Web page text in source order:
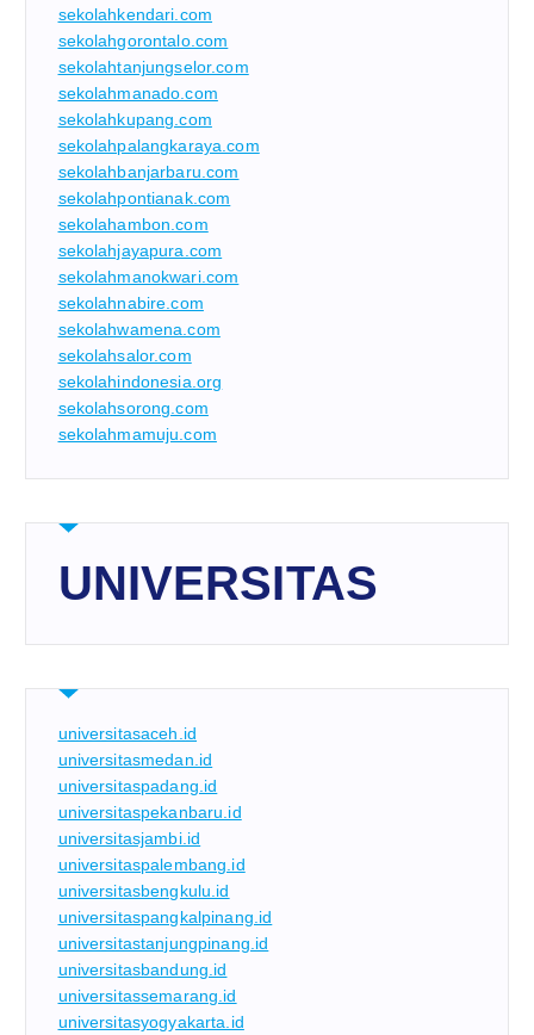
sekolahkendari.com
sekolahgorontalo.com
sekolahtanjungselor.com
sekolahmanado.com
sekolahkupang.com
sekolahpalangkaraya.com
sekolahbanjarbaru.com
sekolahpontianak.com
sekolahambon.com
sekolahjayapura.com
sekolahmanokwari.com
sekolahnabire.com
sekolahwamena.com
sekolahsalor.com
sekolahindonesia.org
sekolahsorong.com
sekolahmamuju.com
UNIVERSITAS
universitasaceh.id
universitasmedan.id
universitaspadang.id
universitaspekanbaru.id
universitasjambi.id
universitaspalembang.id
universitasbengkulu.id
universitaspangkalpinang.id
universitastanjungpinang.id
universitasbandung.id
universitassemarang.id
universitasyogyakarta.id